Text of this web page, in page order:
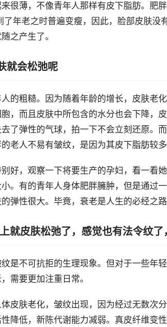
很薄，不像青年人那样有皮下脂肪。肥
了年老之时普遍变瘦，因此，脸部皮肤没
之产生了。
就会松弛呢
的粗糙。因为随着年龄的增长，皮肤老
，而且皮肤中所包含的水分也会下降，
了弹性的气球，拍一下不会立刻还原。
老人不易有皱纹，是因为其皮下脂肪较多
好，观察一下将要生产的孕妇，看一看
。有的青年人身体肥胖臃肿，但是通过
弹性很大。毕竟，衰老是人生的必经之
就皮肤松弛了，感觉也有法令纹
是不可抗拒的生理现象。但对于一些年
需要更加注重日常。
皮肤老化，皱纹出现，因为经过无数次
降低，新陈代谢能力减弱。真皮纤维变